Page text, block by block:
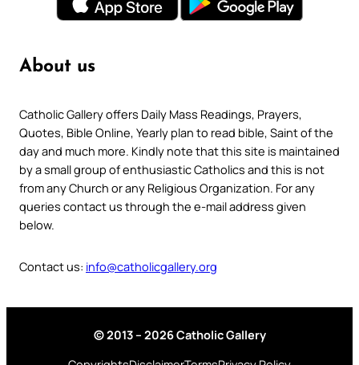
About us
Catholic Gallery offers Daily Mass Readings, Prayers,
Quotes, Bible Online, Yearly plan to read bible, Saint of the
day and much more. Kindly note that this site is maintained
by a small group of enthusiastic Catholics and this is not
from any Church or any Religious Organization. For any
queries contact us through the e-mail address given
below.
Contact us: info@catholicgallery.org
© 2013 – 2026 Catholic Gallery